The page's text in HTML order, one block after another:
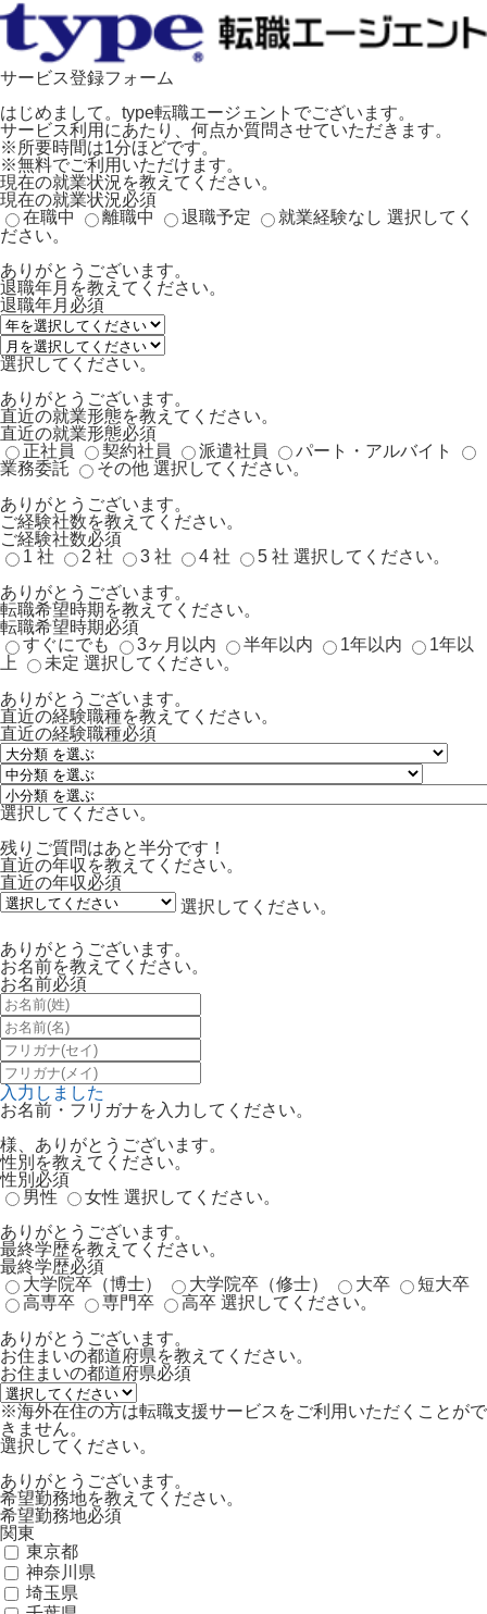
サービス登録フォーム
はじめまして。type転職エージェントでございます。
サービス利用にあたり、何点か質問させていただきます。
※所要時間は1分ほどです。
※無料でご利用いただけます。
現在の就業状況を教えてください。
現在の就業状況必須
在職中
離職中 退職予定 就業経験なし 選択してく
ださい。
ありがとうございます。
退職年月を教えてください。
退職年月 必須
選択してください。
ありがとうございます。
直近の就業形態を教えてください。
直近の就業形態必須
正社員
契約社員 派遣社員
パート・アルバイト
業務委託
その他 選択してください。
ありがとうございます。
ご経験社数を教えてください。
ご経験社数必須
1 社
2 社 3 社 4 社 5 社 選択してください。
ありがとうございます。
転職希望時期を教えてください。
転職希望時期必須
すぐにでも
3ヶ月以内 半年以内 1年以内
1年以
上
未定 選択してください。
ありがとうございます。
直近の経験職種を教えてください。
直近の経験職種必須
選択してください。
残りご質問はあと半分です！
直近の年収を教えてください。
直近の年収必須
選択してください。
ありがとうございます。
お名前を教えてください。
お名前必須
入力しました
お名前・フリガナを入力してください。
様、ありがとうございます。
性別を教えてください。
性別 必須
男性
女性 選択してください。
ありがとうございます。
最終学歴を教えてください。
最終学歴必須
大学院卒（博士）
大学院卒（修士） 大卒
短大卒
高専卒
専門卒 高卒 選択してください。
ありがとうございます。
お住まいの都道府県を教えてください。
お住まいの都道府県必須
※海外在住の方は転職支援サービスをご利用いただくことがで
きません。
選択してください。
ありがとうございます。
希望勤務地を教えてください。
希望勤務地必須
関東
東京都
神奈川県
埼玉県